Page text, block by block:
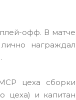
офф. В матче
награждал
цеха сборки
цеха) и капитан